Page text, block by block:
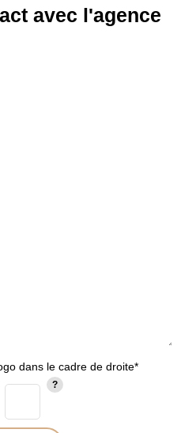
avec l'agence
dans le cadre de droite*